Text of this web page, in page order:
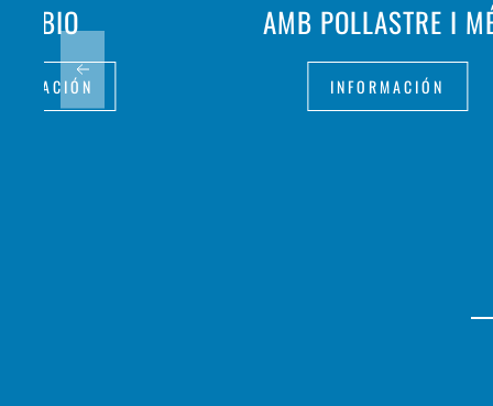
AMB POLLASTRE I
INFORMACIÓN
BIO